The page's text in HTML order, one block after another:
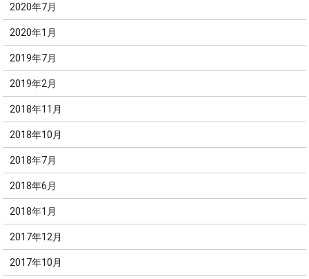
2020年7月
2020年1月
2019年7月
2019年2月
2018年11月
2018年10月
2018年7月
2018年6月
2018年1月
2017年12月
2017年10月